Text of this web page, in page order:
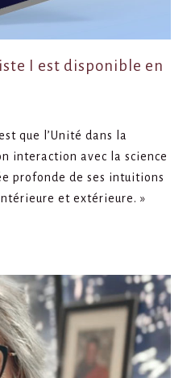
I est disponible en
que l’Unité dans la
interaction avec la science
profonde de ses intuitions
et extérieure. »